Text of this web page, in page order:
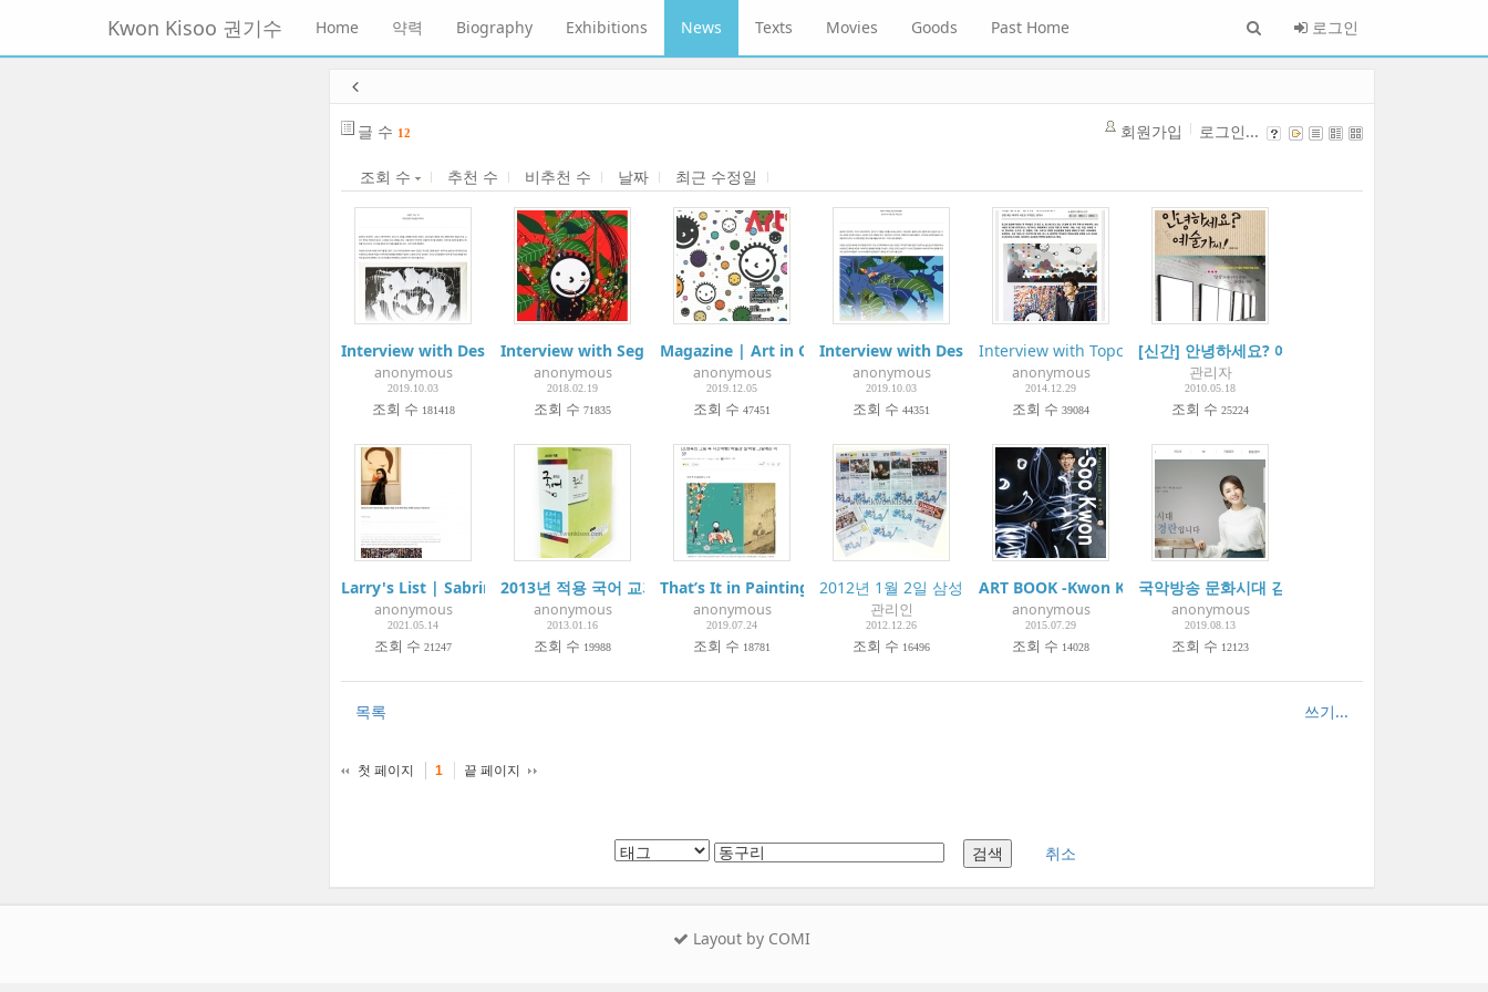
뉴
토
Kwon Kisoo 권기수 Home 약력 Biography Exhibitions News Texts Movies Goods Past Home 로그인
글 수 12 회원가입 로그인...
조회 수 추천 수 비추천 수 날짜 최근 수정일
Interview with Design Press ②
anonymous
2019.10.03
조회 수 181418
Interview with Segye Times | 세계일보 인터뷰
anonymous
2018.02.19
조회 수 71835
Magazine | Art in Culture - Cover & Focus | 2019 Nov.
anonymous
2019.12.05
조회 수 47451
Interview with Design Press ①
anonymous
2019.10.03
조회 수 44351
Interview with Topclass
anonymous
2014.12.29
조회 수 39084
[신간] 안녕하세요? 예술가씨!- 이규현 지음
관리자
2010.05.18
조회 수 25224
Larry's List | Sabrina Ho - collection
anonymous
2021.05.14
조회 수 21247
2013년 적용 국어 교과서(교학사), 2013 Middle School Text Book- Korean Language
anonymous
2013.01.16
조회 수 19988
That’s It in Paintings like “Needle and Thread”! | Weekly Chosun ‘바늘과 실’처럼 그림에는 이것! - 주간조선
anonymous
2019.07.24
조회 수 18781
2012년 1월 2일 삼성과 함께한 새해 인사
관리인
2012.12.26
조회 수 16496
ART BOOK -Kwon Kisoo
anonymous
2015.07.29
조회 수 14028
국악방송 문화시대 김경란입니다.-인터뷰 방송
anonymous
2019.08.13
조회 수 12123
쓰기...
목록
첫 페이지 1 끝 페이지
취소
Layout by COMI